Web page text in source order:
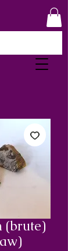
(brute)